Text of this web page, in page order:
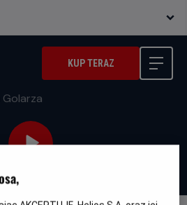
KUP TERAZ